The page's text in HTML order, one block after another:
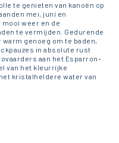
te genieten van kanoën op
mei, juni en
weer en de
te vermijden. Gedurende
genoeg om te baden,
in absolute rust
aan het Esparron-
van het kleurrijke
kristalheldere water van